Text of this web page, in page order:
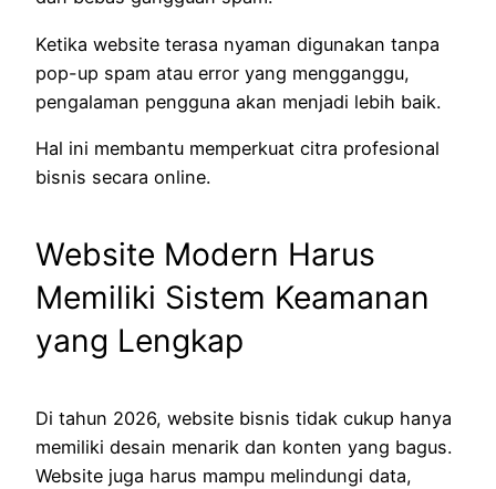
Ketika website terasa nyaman digunakan tanpa
pop-up spam atau error yang mengganggu,
pengalaman pengguna akan menjadi lebih baik.
Hal ini membantu memperkuat citra profesional
bisnis secara online.
Website Modern Harus
Memiliki Sistem Keamanan
yang Lengkap
Di tahun 2026, website bisnis tidak cukup hanya
memiliki desain menarik dan konten yang bagus.
Website juga harus mampu melindungi data,